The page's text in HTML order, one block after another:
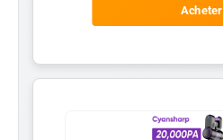
Acheter